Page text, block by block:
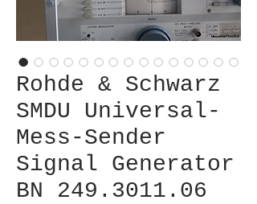
Rohde & Schwarz
SMDU Universal-
Mess-Sender
Signal Generator
BN 249.3011.06